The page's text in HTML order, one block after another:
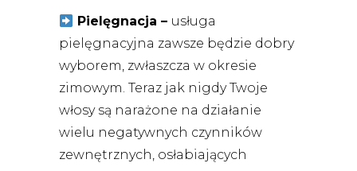
Pielęgnacja – usługa
pielęgnacyjna zawsze będzie dobry
wyborem, zwłaszcza w okresie
zimowym. Teraz jak nigdy Twoje
włosy są narażone na działanie
wielu negatywnych czynników
zewnętrznych, osłabiających